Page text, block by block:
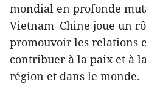
mondial en profonde
Vietnam–Chine joue un
promouvoir les relations
contribuer à la paix et à
région et dans le monde.